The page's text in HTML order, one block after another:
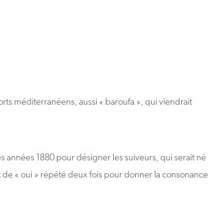
méditerranéens, aussi « baroufa », qui viendrait
années 1880 pour désigner les suiveurs, qui serait né
de « oui » répété deux fois pour donner la consonance